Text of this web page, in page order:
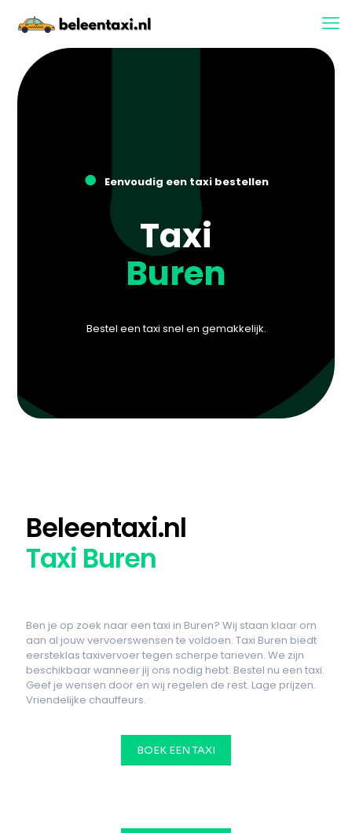
● Eenvoudig een taxi bestellen
Taxi
Buren
Bestel een taxi snel en gemakkelijk.
Beleentaxi.nl
Taxi Buren
Ben je op zoek naar een taxi in Buren? Wij staan klaar om
aan al jouw vervoerswensen te voldoen. Taxi Buren biedt
eersteklas taxivervoer tegen scherpe tarieven. We zijn
beschikbaar wanneer jij ons nodig hebt. Bestel nu een taxi.
Geef je wensen door en wij regelen de rest. Lage prijzen.
Vriendelijke chauffeurs.
BOEK EEN TAXI